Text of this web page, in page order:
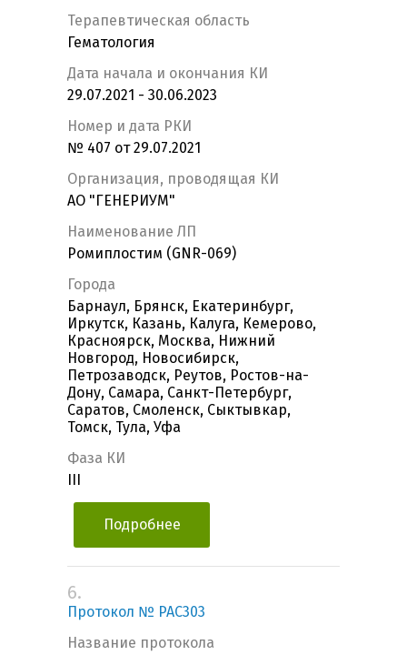
Терапевтическая область
Гематология
Дата начала и окончания КИ
29.07.2021 - 30.06.2023
Номер и дата РКИ
№ 407 от 29.07.2021
Организация, проводящая КИ
АО "ГЕНЕРИУМ"
Наименование ЛП
Ромиплостим (GNR-069)
Города
Барнаул, Брянск, Екатеринбург,
Иркутск, Казань, Калуга, Кемерово,
Красноярск, Москва, Нижний
Новгород, Новосибирск,
Петрозаводск, Реутов, Ростов-на-
Дону, Самара, Санкт-Петербург,
Саратов, Смоленск, Сыктывкар,
Томск, Тула, Уфа
Фаза КИ
Подробнее
6.
Протокол № PAC303
Название протокола